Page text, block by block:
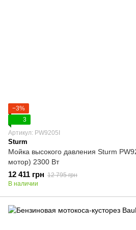
−3%
3
Артикул: PW9205I
Sturm
Мойка высокого давления Sturm
мотор) 2300 Вт
12 411 грн 12 795 грн
В наличии